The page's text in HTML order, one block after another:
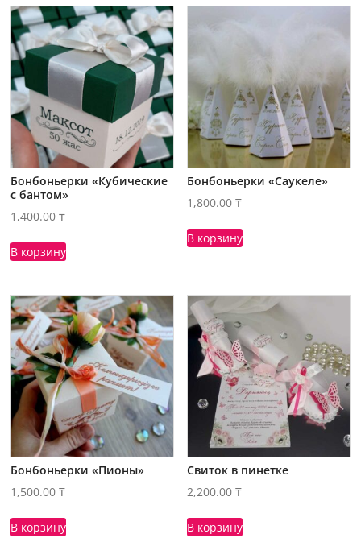
Бонбоньерки «Кубические
с бантом»
1,400.00₸
В корзину
Бонбоньерки «Саукеле»
1,800.00₸
В корзину
Бонбоньерки «Пионы»
1,500.00₸
В корзину
Свиток в пинетке
2,200.00₸
В корзину